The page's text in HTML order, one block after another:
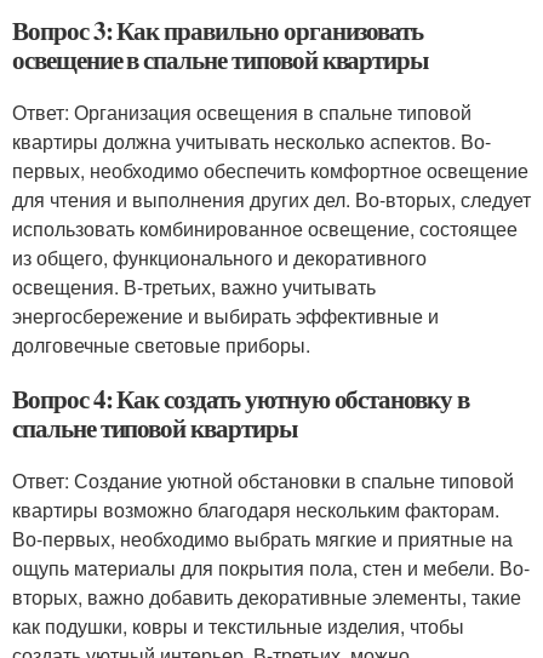
Вопрос 3: Как правильно организовать
освещение в спальне типовой квартиры
Ответ: Организация освещения в спальне типовой
квартиры должна учитывать несколько аспектов. Во-
первых, необходимо обеспечить комфортное освещение
для чтения и выполнения других дел. Во-вторых, следует
использовать комбинированное освещение, состоящее
из общего, функционального и декоративного
освещения. В-третьих, важно учитывать
энергосбережение и выбирать эффективные и
долговечные световые приборы.
Вопрос 4: Как создать уютную обстановку в
спальне типовой квартиры
Ответ: Создание уютной обстановки в спальне типовой
квартиры возможно благодаря нескольким факторам.
Во-первых, необходимо выбрать мягкие и приятные на
ощупь материалы для покрытия пола, стен и мебели. Во-
вторых, важно добавить декоративные элементы, такие
как подушки, ковры и текстильные изделия, чтобы